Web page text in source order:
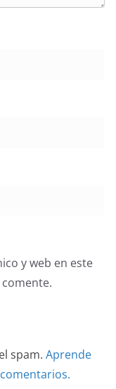
y web en este
spam. Aprende